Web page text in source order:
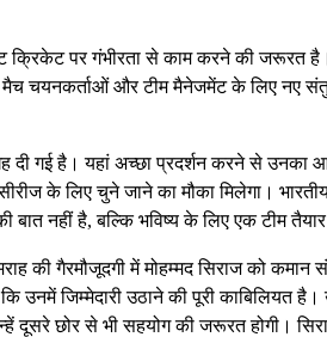
क्रिकेट पर गंभीरता से काम करने की जरूरत
चयनकर्ताओं और टीम मैनेजमेंट के लिए नए
गई है। यहां अच्छा प्रदर्शन करने से उनका
के लिए चुने जाने का मौका मिलेगा।
नहीं है, बल्कि भविष्य के लिए एक टीम
की गैरमौजूदगी में मोहम्मद सिराज को कमान
उनमें जिम्मेदारी उठाने की पूरी काबिलियत
दूसरे छोर से भी सहयोग की जरूरत होगी।